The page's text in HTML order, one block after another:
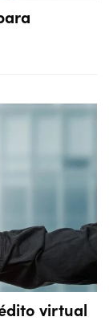
virtual